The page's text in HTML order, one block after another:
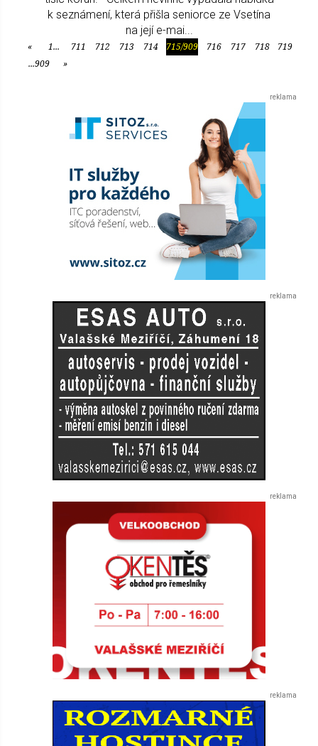
k seznámení, která přišla seniorce ze Vsetína
na její e-mai...
«Předchozí
1... 711 712 713 714 715/909 716 717 718
719
...909
»Další